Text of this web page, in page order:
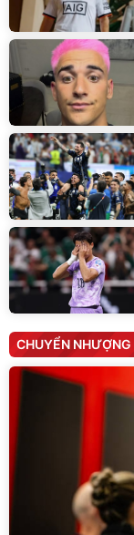
CHUYỂN NHƯỢNG